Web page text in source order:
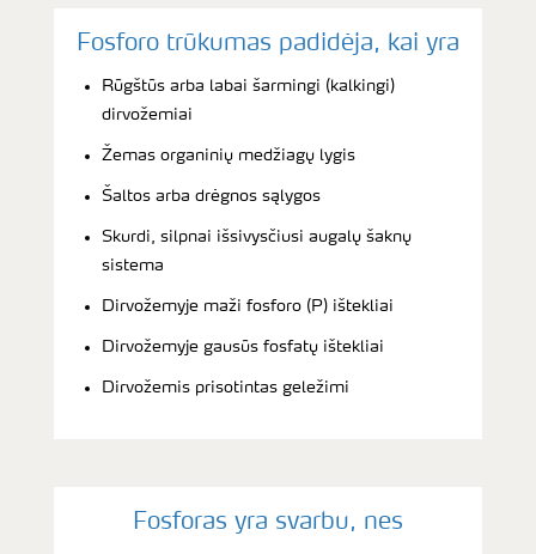
Fosforo trūkumas padidėja, kai yra
Rūgštūs arba labai šarmingi (kalkingi)
dirvožemiai
Žemas organinių medžiagų lygis
Šaltos arba drėgnos sąlygos
Skurdi, silpnai išsivysčiusi augalų šaknų
sistema
Dirvožemyje maži fosforo (P) ištekliai
Dirvožemyje gausūs fosfatų ištekliai
Dirvožemis prisotintas geležimi
Fosforas yra svarbu, nes